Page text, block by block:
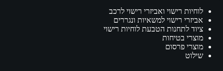
לוחיות רישוי ואביזרי רישוי לרכב
אביזרי רישוי למשאיות ונגררים
ציוד לתחנות הטבעת לוחיות רישוי
מוצרי בטיחות
מוצרי פרסום
שילוט